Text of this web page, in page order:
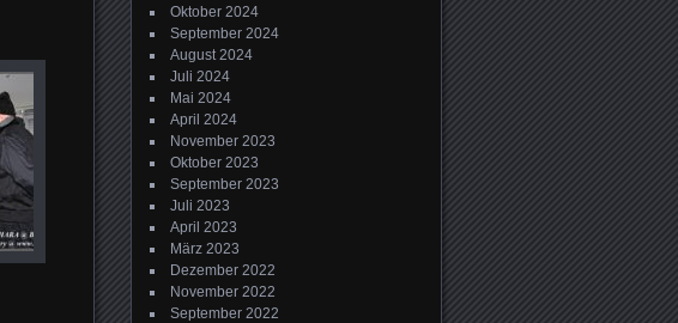
Oktober 2024
September 2024
August 2024
Juli 2024
Mai 2024
April 2024
November 2023
Oktober 2023
September 2023
Juli 2023
April 2023
März 2023
Dezember 2022
November 2022
September 2022